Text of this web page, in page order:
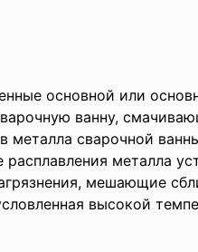
основной или
ванну,
сварочной
металла
мешающие
высокой